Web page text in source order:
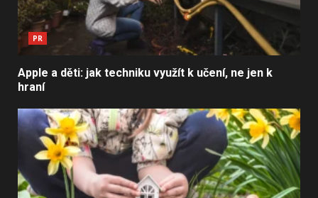
PR
Apple a děti: jak techniku využít k učení, ne jen k
hraní